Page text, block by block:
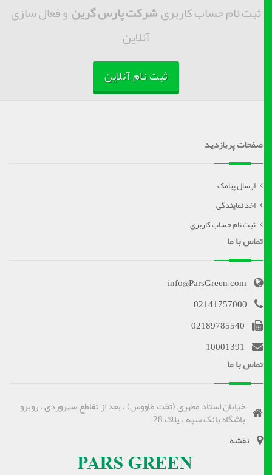
ثبت نام حساب کاربریشرکت پارس گرینو فعال سازی
آنلاین
ثبت نام آنلاین
صفحات پربازدید
ارسال پیامک
اخذ نمایندگی
ثبت نام حساب کاربری
تماس با ما
info@ParsGreen.com
02141757000
02189785540
10001391
تماس با ما
خیابان استاد مطهری (تخت طاووس) ، بعد از تقاطع سهروردی ، روبرو
باشگاه بانک سپه ، پلاک 28
نقشه